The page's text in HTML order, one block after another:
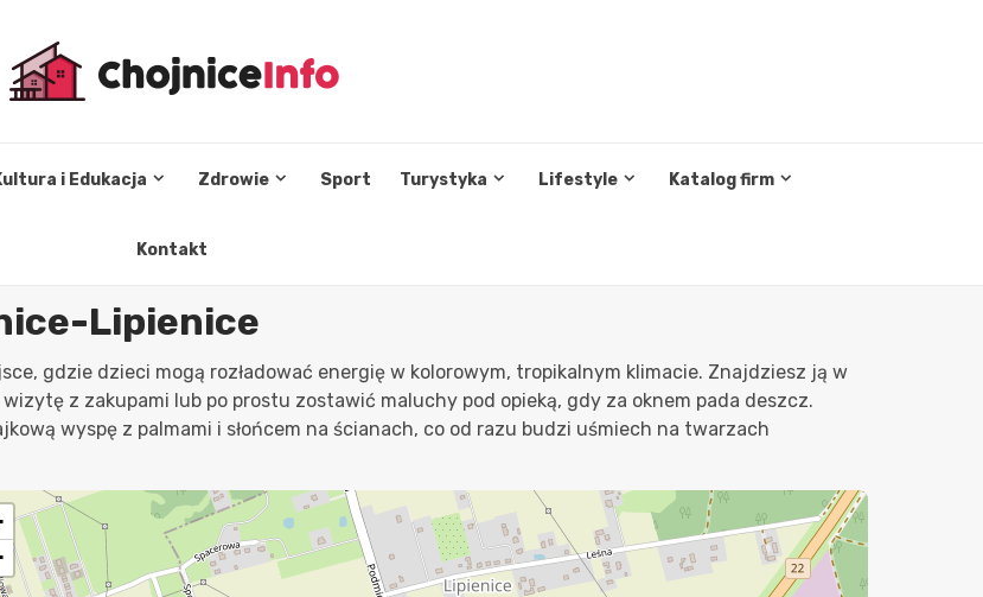
i Edukacja Zdrowie Sport Turystyka Lifestyle Katalog firm
Kontakt
Lipienice
gdzie dzieci mogą rozładować energię w kolorowym, tropikalnym klimacie. Znajdziesz ją w
z zakupami lub po prostu zostawić maluchy pod opieką, gdy za oknem pada deszcz.
wyspę z palmami i słońcem na ścianach, co od razu budzi uśmiech na twarzach